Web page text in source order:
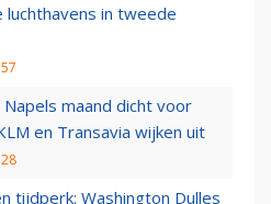
luchthavens in tweede
Napels maand dicht voor
en Transavia wijken uit
tijdperk: Washington Dulles